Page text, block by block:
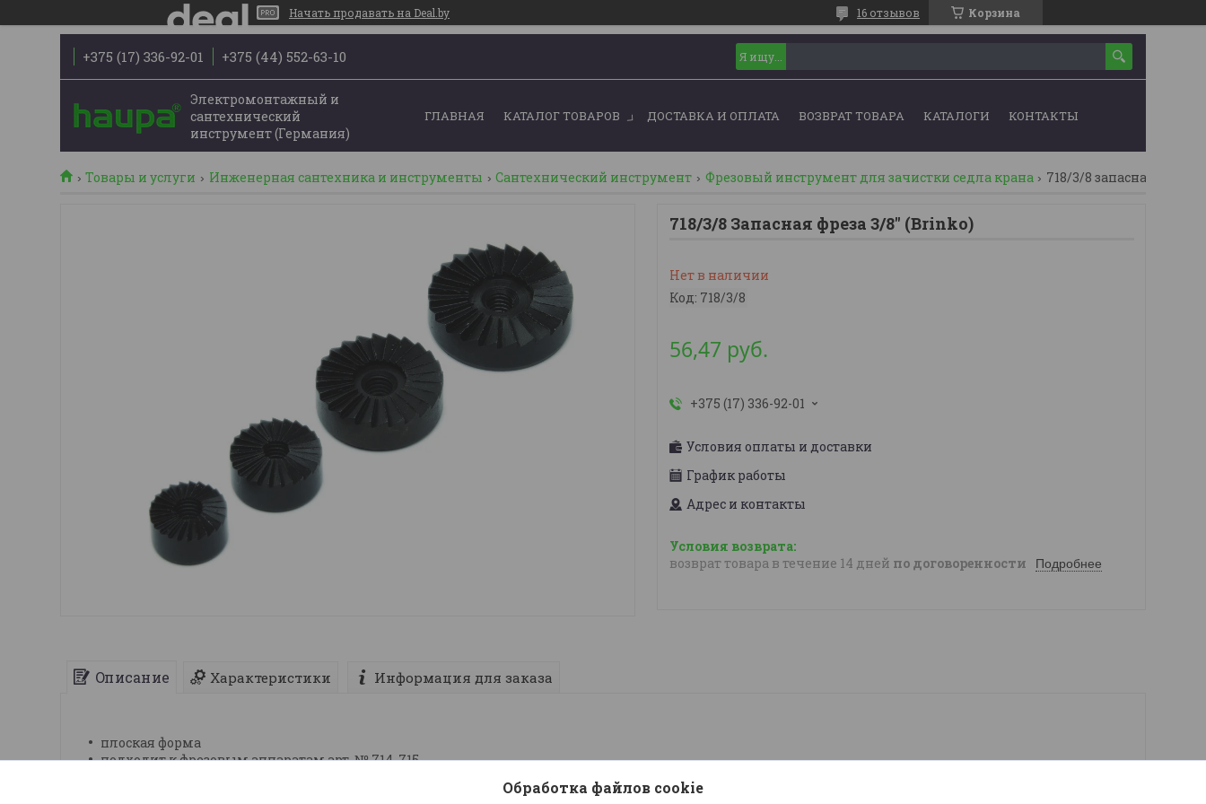
Начать продавать на Deal.by Корзина
16 отзывов
+375 (17) 336-92-01 +375 (44) 552-63-10
Электромонтажный и
сантехнический
инструмент (Германия)
ГЛАВНАЯ КАТАЛОГ ТОВАРОВ ДОСТАВКА И ОПЛАТА ВОЗВРАТ ТОВАРА КАТАЛОГИ КОНТАКТЫ
Товары и услуги Инженерная сантехника и инструменты Сантехнический инструмент Фрезовый инструмент для зачистки седла крана
718/3/8 Запасная фреза 3/8'' (Brinko)
Нет в наличии
Код: 718/3/8
56,47 руб.
+375 (17) 336-92-01
Условия оплаты и доставки
График работы
Адрес и контакты
возврат товара в течение 14 дней по договоренности Подробнее
Описание Характеристики Информация для заказа
плоская форма
подходит к фрезовым аппаратам арт. № 714, 715
Обработка файлов cookie